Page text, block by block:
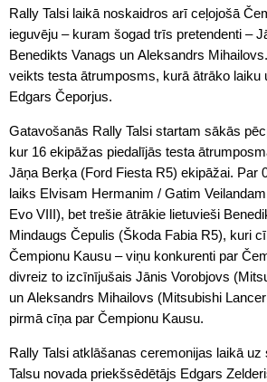
Rally Talsi laikā noskaidros arī ceļojošā
ieguvēju – kuram šogad trīs pretendenti –
Benedikts Vanags un Aleksandrs
veikts testa ātrumposms, kurā ātrāko laiku
Edgars Čeporjus.
Gatavošanās Rally Talsi startam sākās
kur 16 ekipāžas piedalījās testa
Jāņa Berķa (Ford Fiesta R5) ekipāžai. Par
laiks Elvisam Hermanim / Gatim
Evo VIII), bet trešie ātrākie lietuvieši
Mindaugs Čepulis (Škoda Fabia R5), kuri
Čempionu Kausu – viņu konkurenti par
divreiz to izcīnījušais Jānis Vorobjovs
un Aleksandrs Mihailovs (Mitsubishi
pirmā cīņa par Čempionu Kausu.
Rally Talsi atklāšanas ceremonijas laikā
Talsu novada priekšsēdētājs Edgars